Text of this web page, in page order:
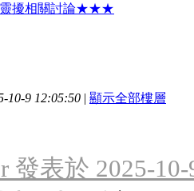
擾相關討論★★★
10-9 12:05:50 | 顯示全部樓層
發表於 2025-10-